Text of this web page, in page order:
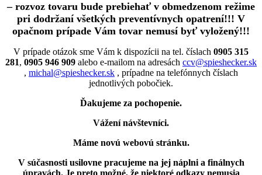
– rozvoz tovaru bude prebiehať v obmedzenom režime
pri dodržaní všetkých preventívnych opatrení!!! V
opačnom prípade Vám tovar nemusí byť vyložený!!!
V prípade otázok sme Vám k dispozícii na tel. číslach 0905 315
281, 0905 946 909 alebo e-mailom na adresách ccv@spieshecker.sk
, michal@spieshecker.sk , prípadne na telefónnych číslach
jednotlivých pobočiek.
Ďakujeme za pochopenie.
Vážení návštevníci.
Máme novú webovú stránku.
V súčasnosti usilovne pracujeme na jej náplni a finálnych